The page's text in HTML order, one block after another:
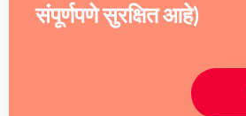
संपूर्णपणे सुरक्षित आहे)